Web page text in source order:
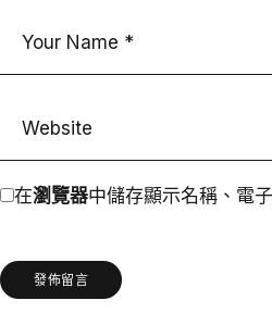
在瀏覽器中儲存顯示名稱、電
發佈留言